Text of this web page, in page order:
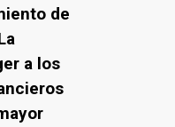
de
a los